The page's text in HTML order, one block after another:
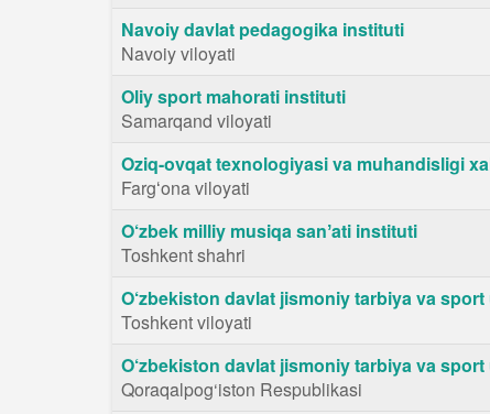
Navoiy davlat pedagogika instituti
Navoiy viloyati
Oliy sport mahorati instituti
Samarqand viloyati
Oziq-ovqat texnologiyasi va muhandisligi
Fargʻona viloyati
O‘zbek milliy musiqa sanʼati instituti
Toshkent shahri
O‘zbekiston davlat jismoniy tarbiya va
Toshkent viloyati
O‘zbekiston davlat jismoniy tarbiya va
Qoraqalpog‘iston Respublikasi